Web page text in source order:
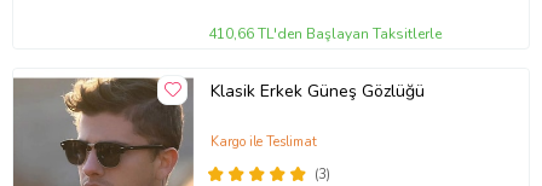
410,66 TL'den Başlayan Taksitlerle
Klasik Erkek Güneş Gözlüğü
(3)
Kargo ile Teslimat